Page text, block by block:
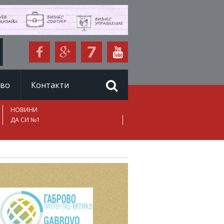
Контакти
НОВИНИ
ДА СИ №1